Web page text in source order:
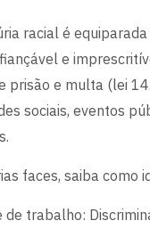
racial é
e
prisão e multa (lei
sociais, eventos
faces, saiba como
de trabalho: